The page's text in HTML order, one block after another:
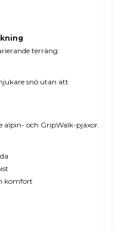
terräng.
snö utan att
alpin- och GripWalk-pjäxor.
komfort